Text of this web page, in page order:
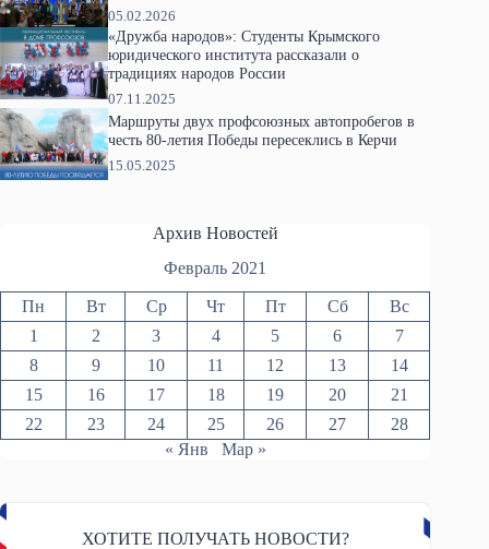
05.02.2026
«Дружба народов»: Студенты Крымского
юридического института рассказали о
традициях народов России
07.11.2025
Маршруты двух профсоюзных автопробегов в
честь 80-летия Победы пересеклись в Керчи
15.05.2025
Архив Новостей
Февраль 2021
Пн Вт Ср Чт Пт Сб
Вс
1
2 3 4 5 6
7
8
9 10 11 12 13
14
15
16 17 18 19 20
21
22
23 24 25 26 27
28
« Янв
Мар »
ХОТИТЕ ПОЛУЧАТЬ НОВОСТИ?